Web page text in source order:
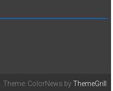
. Theme: ColorNews byThemeGrill